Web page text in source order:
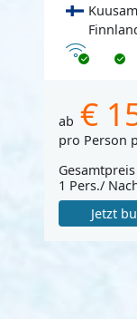
Internet
ab €
pro Person
1 Pers./
Jetzt